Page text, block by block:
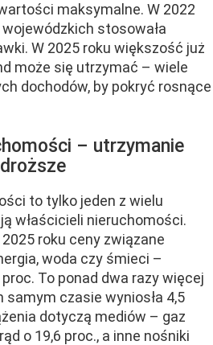
maksymalne. W 2022
stosowała
W 2025 roku większość już
może się utrzymać – wiele
dochodów, by pokryć rosnące
– utrzymanie
to tylko jeden z wielu
właścicieli nieruchomości.
roku ceny związane
woda czy śmieci –
To ponad dwa razy więcej
czasie wyniosła 4,5
dotyczą mediów – gaz
o 19,6 proc., a inne nośniki